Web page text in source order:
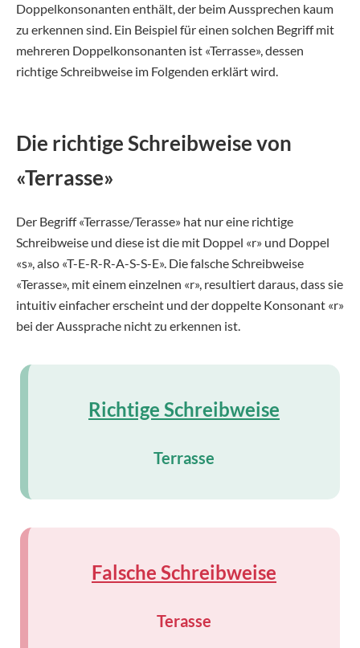
Doppelkonsonanten enthält, der beim Aussprechen kaum
zu erkennen sind. Ein Beispiel für einen solchen Begriff mit
mehreren Doppelkonsonanten ist «Terrasse», dessen
richtige Schreibweise im Folgenden erklärt wird.
Die richtige Schreibweise von
«Terrasse»
Der Begriff «Terrasse/Terasse» hat nur eine richtige
Schreibweise und diese ist die mit Doppel «r» und Doppel
«s», also «T-E-R-R-A-S-S-E». Die falsche Schreibweise
«Terasse», mit einem einzelnen «r», resultiert daraus, dass sie
intuitiv einfacher erscheint und der doppelte Konsonant «r»
bei der Aussprache nicht zu erkennen ist.
Richtige Schreibweise
Terrasse
Falsche Schreibweise
Terasse